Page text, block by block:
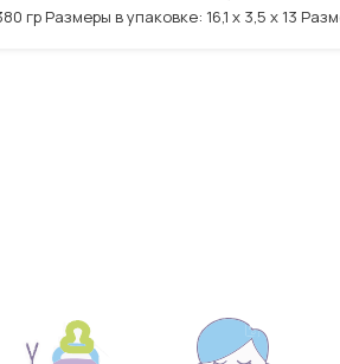
Размеры в упаковке: 16,1 х 3,5 х 13